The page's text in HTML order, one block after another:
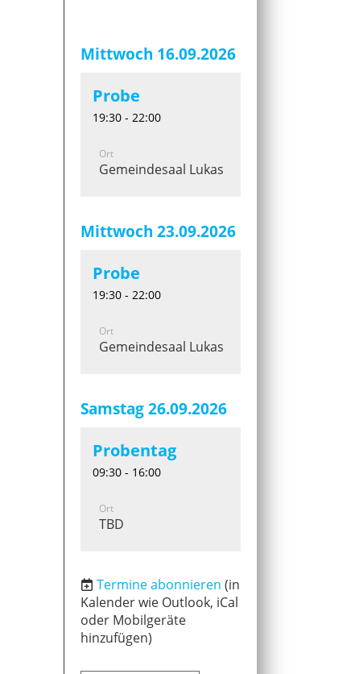
Mittwoch 16.09.2026
Probe
19:30 - 22:00
Ort
Gemeindesaal Lukaskirche
Mittwoch 23.09.2026
Probe
19:30 - 22:00
Ort
Gemeindesaal Lukaskirche
Samstag 26.09.2026
Probentag
09:30 - 16:00
Ort
TBD
Termine abonnieren (in
Kalender wie Outlook, iCal
oder Mobilgeräte
hinzufügen)